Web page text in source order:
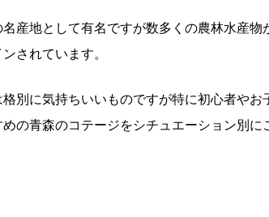
産地として有名ですが数多くの農林水産
されています。
別に気持ちいいものですが特に初心者や
の青森のコテージをシチュエーション別に